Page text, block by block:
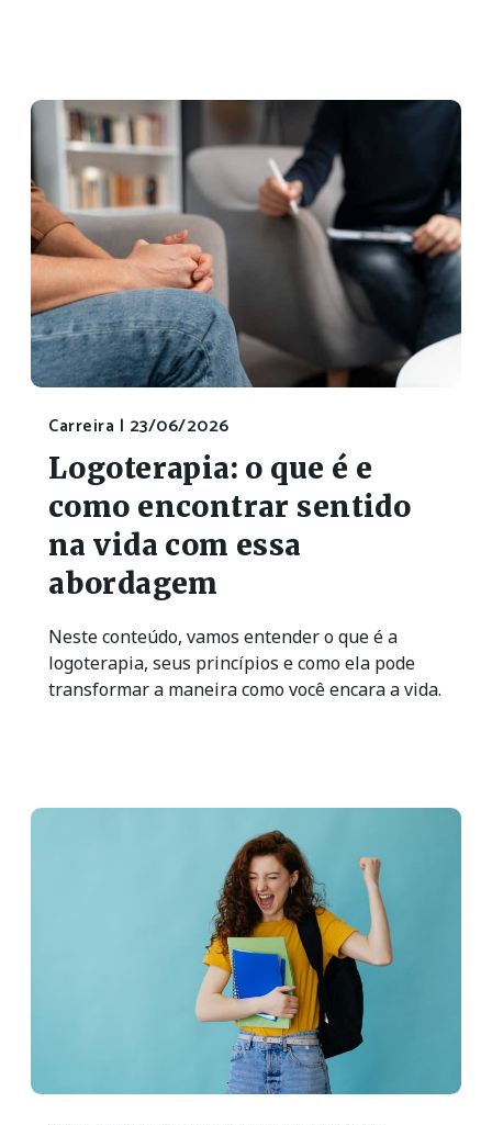
Carreira | 23/06/2026
Logoterapia: o que é e
como encontrar sentido
na vida com essa
abordagem
Neste conteúdo, vamos entender o que é a
logoterapia, seus princípios e como ela pode
transformar a maneira como você encara a vida.